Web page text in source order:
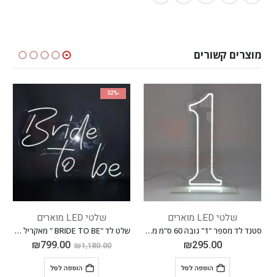
מוצרים קשורים
שלטי LED מוארים
סטנד לד מספר "1" גובה 60 ס"מ מאקריל עם חיבור לחשמל
₪295.00
הוספה לסל
-32%
שלטי LED מוארים
שלט לד "BRIDE TO BE " מאקריל עם חיבור לחשמל רוחב 90 ס"מ גובה 62 ס"מ
₪1,180.00
₪799.00
הוספה לסל